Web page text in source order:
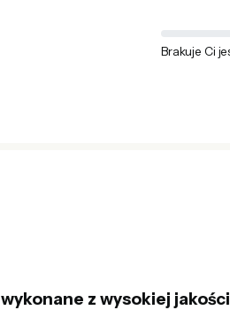
Brakuje Ci
z wysokiej jakości